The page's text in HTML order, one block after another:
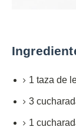
1 taza de
3
1